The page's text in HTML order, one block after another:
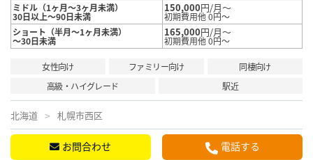
ミドル（1ヶ月～3ヶ月未満）
30日以上～90日未満
150,000円/月～
初期費用他 0円～
ショート（半月～1ヶ月未満）
～30日未満
165,000円/月～
初期費用他 0円～
女性向け ファミリー向け
同棲向け
高級・ハイグレード
駅近
北海道 札幌市西区
お問合わせ 電話する